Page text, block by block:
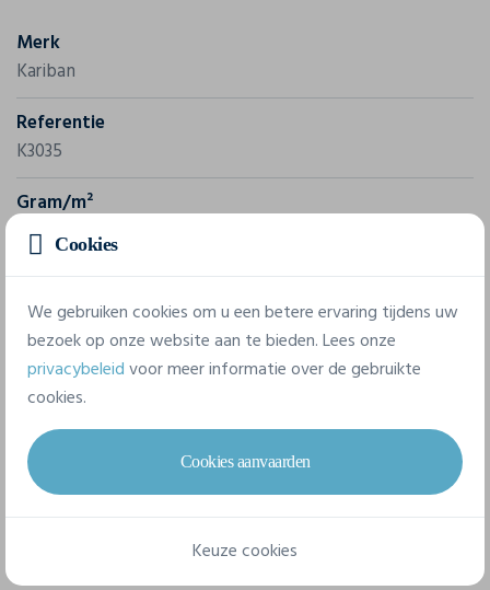
Merk
Kariban
Referentie
K3035
Gram/m²
160 g/m²
Samenstelling
100% Katoen
5 beschikbare maten
6/8 jaar 8/10 jaar
Cookies
We gebruiken cookies om u een betere ervaring tijdens uw
bezoek op onze website aan te bieden. Lees onze
privacybeleidvoor meer informatie over de gebruikte
cookies.
Cookies aanvaarden
Keuze cookies